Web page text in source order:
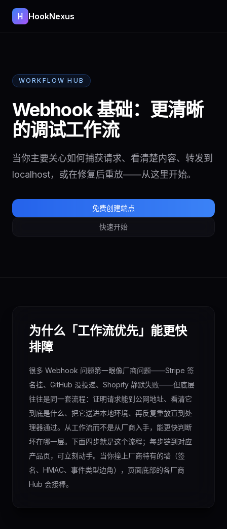
HookNexus
WORKFLOW HUB
Webhook 基础：更清晰
的调试工作流
当你主要关心如何捕获请求、看清楚内容、转发到
localhost，或在修复后重放——从这里开始。
免费创建端点
快速开始
为什么「工作流优先」能更快
排障
很多 Webhook 问题第一眼像厂商问题——Stripe 签
名挂、GitHub 没投递、Shopify 静默失败——但底层
往往是同一套流程：证明请求能到公网地址、看清它
到底是什么、把它送进本地环境、再反复重放直到处
理器通过。从工作流而不是从厂商入手，能更快判断
坏在哪一层。下面四步就是这个流程；每步链到对应
产品页，可立刻动手。当你撞上厂商特有的墙（签
名、HMAC、事件类型边角），页面底部的各厂商
Hub 会接棒。